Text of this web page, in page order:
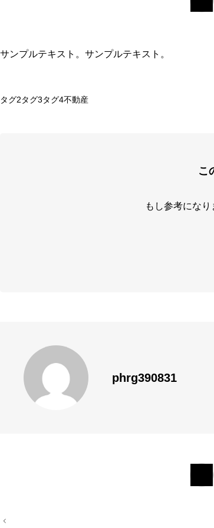
サンプルテキスト。サンプルテキスト。
タグ2タグ3タグ4不動産
こ
もし参考にな
phrg390831
投